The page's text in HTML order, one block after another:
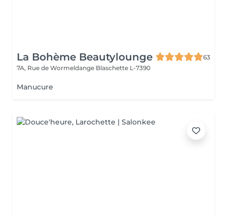
La Bohème Beautylounge
63
7A, Rue de Wormeldange Blaschette L-7390
Manucure